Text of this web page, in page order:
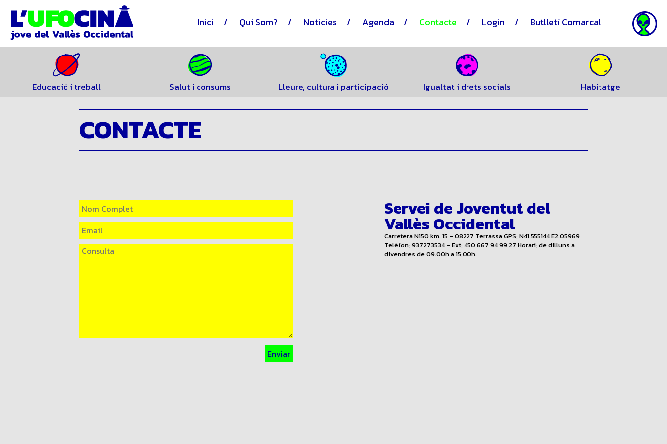
Inici Qui Som? Noticies Agenda Contacte Login Butlletí Comarcal
Educació i treball Salut i consums Lleure, cultura i participació Igualtat i drets socials Habitatge
CONTACTE
Servei de Joventut del
Vallès Occidental
Carretera N150 km. 15 – 08227 Terrassa GPS: N41.555144 E2.05969
Telèfon: 937273534 – Ext: 450 667 94 99 27 Horari: de dilluns a
divendres de 09.00h a 15:00h.